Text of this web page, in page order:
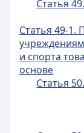
Статья
Статья 49-1.
и спорта
основе
Статья